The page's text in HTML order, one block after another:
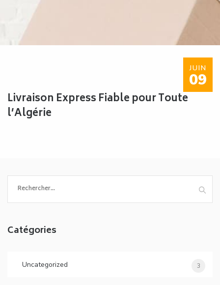
JUIN
09
Livraison Express Fiable pour Toute
l’Algérie
Catégories
Uncategorized 3